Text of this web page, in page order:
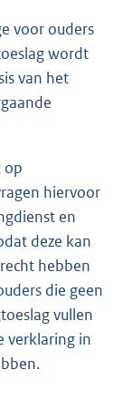
voor ouders
wordt
van het
op
hiervoor
en
deze kan
hebben
die geen
vullen
verklaring in